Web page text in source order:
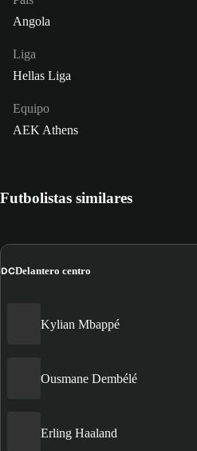
Angola
Liga
Hellas Liga
Equipo
AEK Athens
Futbolistas similares
DCDelantero centro
Kylian Mbappé
Ousmane Dembélé
Erling Haaland